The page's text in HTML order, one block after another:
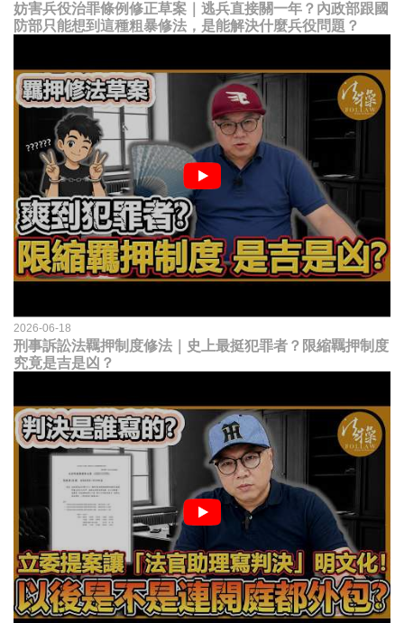
妨害兵役治罪條例修正草案｜逃兵直接關一年？內政部跟國
防部只能想到這種粗暴修法，是能解決什麼兵役問題？
2026-06-18
刑事訴訟法羈押制度修法｜史上最挺犯罪者？限縮羈押制度
究竟是吉是凶？